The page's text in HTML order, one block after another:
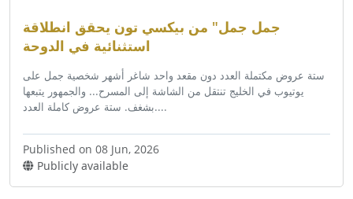
جمل جمل" من بيكسي تون يحقق انطلاقة
استثنائية في الدوحة
ستة عروض مكتملة العدد دون مقعد واحد شاغر أشهر شخصية جمل على
يوتيوب في الخليج تنتقل من الشاشة إلى المسرح... والجمهور يتبعها
بشغف. ستة عروض كاملة العدد....
Published on 08 Jun, 2026
Publicly available